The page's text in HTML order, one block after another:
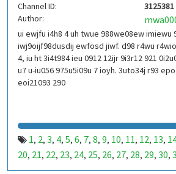
135,136,137 141,142,
147,148 153,154,
159,160,161,162,163,164,165 ,166,
171 ,172,173 ,174,175,176,177,178,
183,184,185,186, 187,188,189 ,190,
195,196 ,197
231,232,233,234,235,236,237,238,
243, 244, 245, 246, 247,248,249,250 ,
255 ,256,257, 258,259,260,261,262,
Channel ID:
3125381
Author:
ui ewjfu i4h8 4 uh twue 988we08ew imiewu
iwj9oijf98dusdij ewfosd jiwf. d98 r4wu
4, iu ht 3i4t984 ieu 0912 12ijr 9i3r12 921
u7 u-iu056 975u5i09u 7 ioyh. 3uto34j r93
eoi21093 290
1, 2, 3, 4, 5, 6, 7, 8, 9, 10, 11, 12, 13,
20, 21, 22, 23, 24, 25, 26, 27, 28, 29, 30,
37,38,39,40,41,42,43,44,45,46,47,